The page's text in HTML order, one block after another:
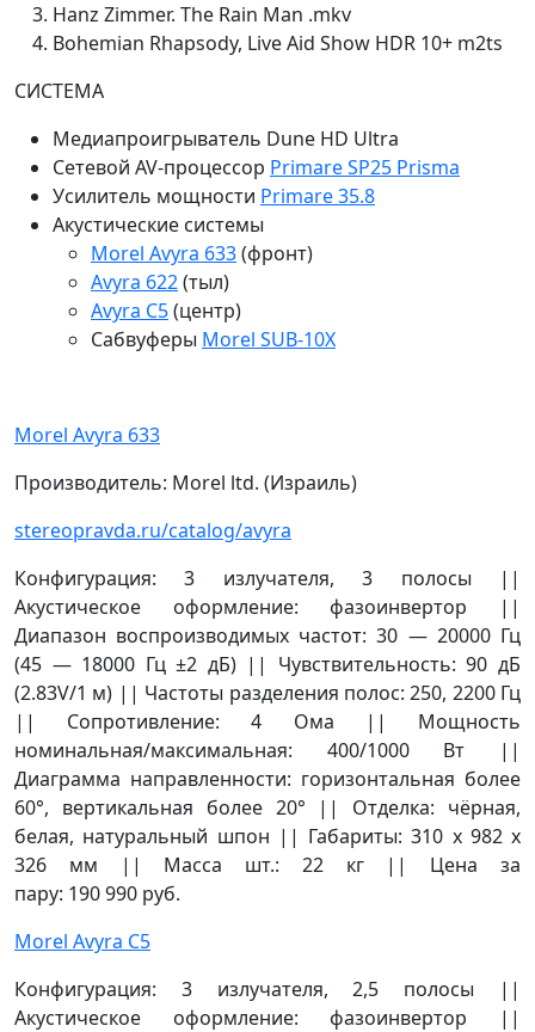
Hanz Zimmer. The Rain Man .mkv
Bohemian Rhapsody, Live Aid Show HDR 10+ m2ts
СИСТЕМА
Медиапроигрыватель Dune HD Ultra
Сетевой AV-процессор Primare SP25 Prisma
Усилитель мощности Primare 35.8
Акустические системы
Morel Avyra 633(фронт)
Avyra 622(тыл)
Avyra C5(центр)
Cабвуферы Morel SUB-10X
Morel Avyra 633
Производитель: Morel ltd. (Израиль)
stereopravda.ru/catalog/avyra
Конфигурация: 3 излучателя, 3 полосы ||
Акустическое оформление: фазоинвертор ||
Диапазон воспроизводимых частот: 30 — 20000 Гц
(45 — 18000 Гц ±2 дБ) || Чувствительность: 90 дБ
(2.83V/1 м) || Частоты разделения полос: 250, 2200 Гц
|| Сопротивление: 4 Ома || Мощность
номинальная/максимальная: 400/1000 Вт ||
Диаграмма направленности: горизонтальная более
60°, вертикальная более 20° || Отделка: чёрная,
белая, натуральный шпон || Габариты: 310 х 982 х
326 мм || Масса шт.: 22 кг || Цена за
пару: 190 990 руб.
Morel Avyra C5
Конфигурация: 3 излучателя, 2,5 полосы ||
Акустическое оформление: фазоинвертор ||